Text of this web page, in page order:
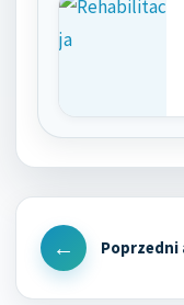
Nawigacja
wpisu
Previous